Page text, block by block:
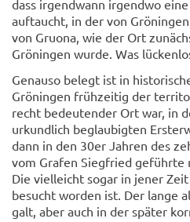
dass irgendwann irgendwo
auftaucht, in der von
von Gruona, wie der Ort
Gröningen wurde. Was
Genauso belegt ist in
Gröningen frühzeitig der
recht bedeutender Ort war, in
urkundlich beglaubigten
dann in den 30er Jahren des
vom Grafen Siegfried geführte
Die vielleicht sogar in jener
besucht worden ist. Der lange
galt, aber auch in der später